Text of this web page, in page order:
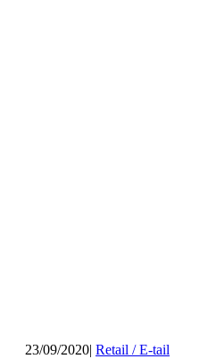
23/09/2020| Retail / E-tail